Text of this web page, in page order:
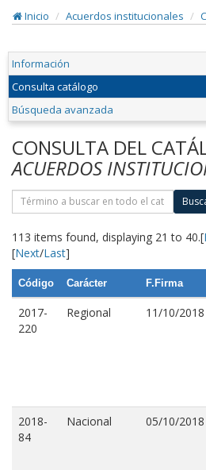
Inicio
Acuerdos institucionales
Información
Consulta catálogo
Búsqueda avanzada
CONSULTA DEL
ACUERDOS
113 items found, displaying 21 to 40.[
[Next/Last]
Código Carácter F.Firma
2017-
220
Regional 11/10/2018
2018-
84
Nacional 05/10/2018